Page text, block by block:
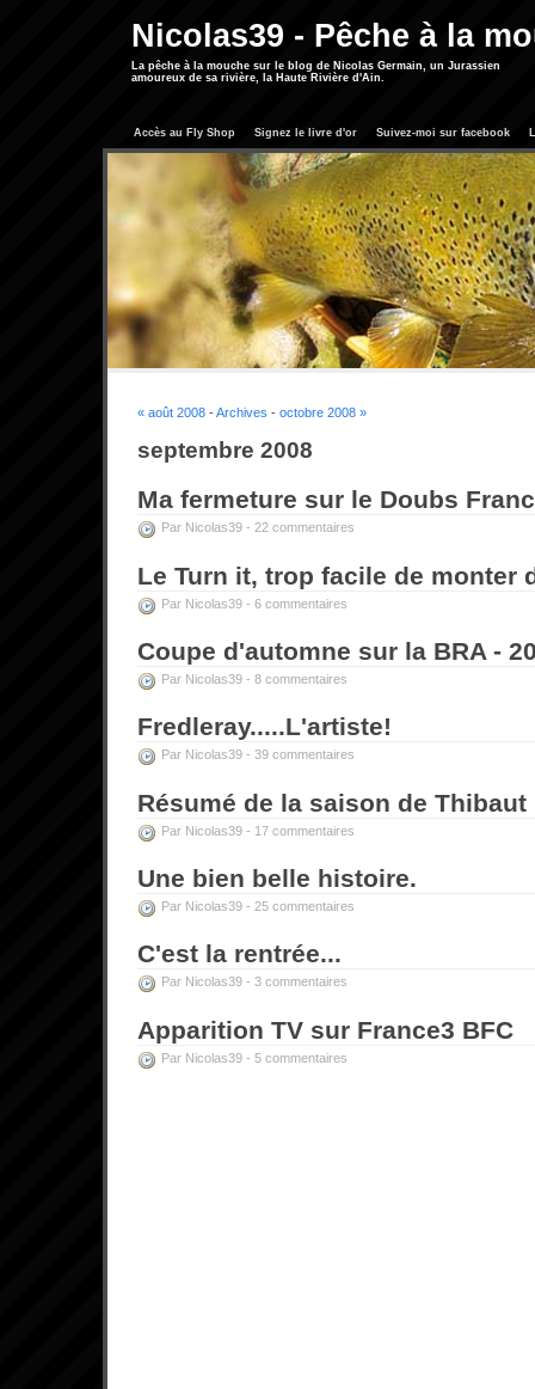
Nicolas39 - Pêche à la
La pêche à la mouche sur le blog de Nicolas Germain, un Jurassien
amoureux de sa rivière, la Haute Rivière d'Ain.
Accès au Fly Shop Signez le livre d'or Suivez-moi sur facebook
« août 2008 -Archives - octobre 2008 »
septembre 2008
Ma fermeture sur le Doubs
Par Nicolas39 - 22 commentaires
Le Turn it, trop facile de monter
Par Nicolas39 - 6 commentaires
Coupe d'automne sur la BRA -
Par Nicolas39 - 8 commentaires
Fredleray.....L'artiste!
Par Nicolas39 - 39 commentaires
Résumé de la saison de Thibaut
Par Nicolas39 - 17 commentaires
Une bien belle histoire.
Par Nicolas39 - 25 commentaires
C'est la rentrée...
Par Nicolas39 - 3 commentaires
Apparition TV sur France3 BFC
Par Nicolas39 - 5 commentaires